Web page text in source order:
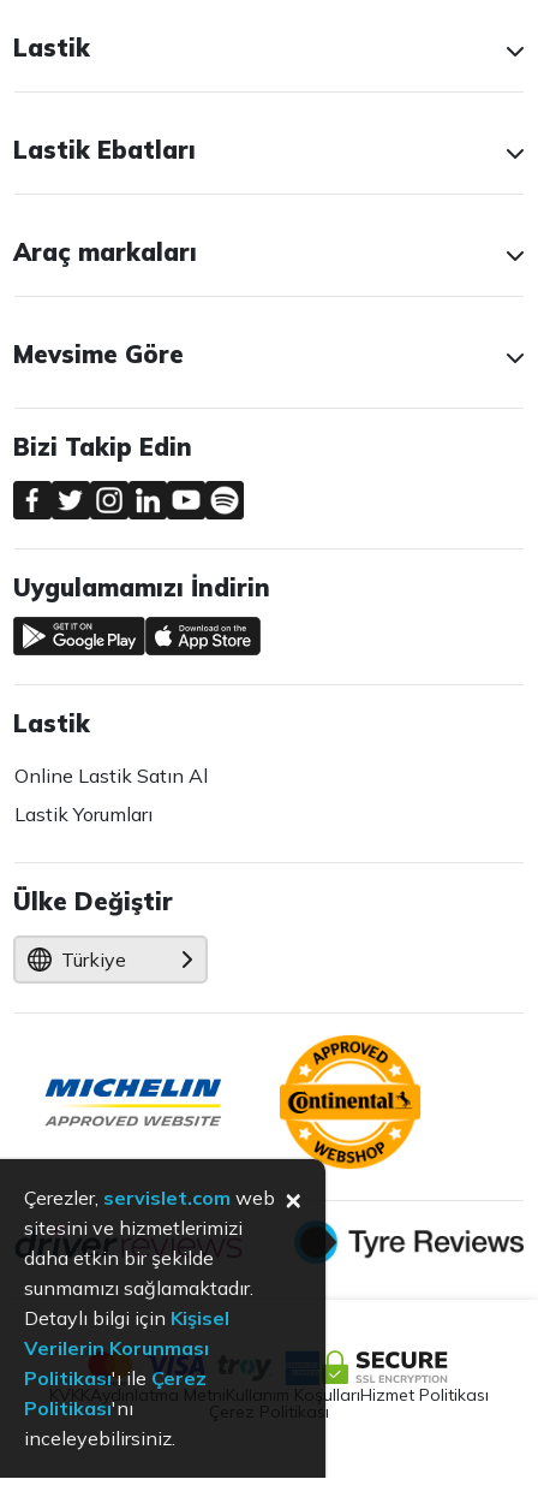
Lastik
Lastik Ebatları
Araç markaları
Mevsime Göre
Bizi Takip Edin
Uygulamamızı İndirin
Lastik
Online Lastik Satın Al
Lastik Yorumları
Ülke Değiştir
Türkiye
Aydınlatma Metni Kullanım KoşullarıHizmet Politikası
Çerez Politikası
Çerezler, servislet.com web
sitesini ve hizmetlerimizi
daha etkin bir şekilde
sunmamızı sağlamaktadır.
Detaylı bilgi için Kişisel
Verilerin Korunması
Politikası'ı ile Çerez
Politikası'nı
inceleyebilirsiniz.
×